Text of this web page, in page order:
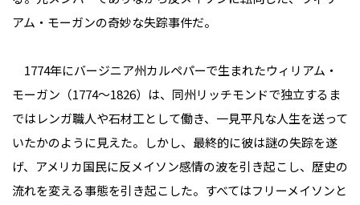
アム・モーガンの奇妙な失踪事件だ――。
1774年にバージニア州カルペパーで生まれたウィリアム・
モーガン（1774～1826）は、同州リッチモンドで独立するま
ではレンガ職人や石材工として働き、一見平凡な人生を送って
いたかのように見えた。しかし、最終的に彼は謎の失踪を遂
げ、アメリカ国民に反メイソン感情の波を引き起こし、歴史の
流れを変える事態を引き起こした。すべてはフリーメイソンと